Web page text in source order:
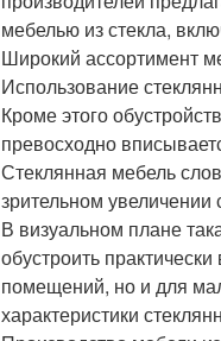
мебелью из стекла,
Широкий ассортимент
Использование
Кроме этого
превосходно
Стеклянная мебель
зрительном увеличении
В визуальном плане
обустроить
помещений, но и для
характеристики